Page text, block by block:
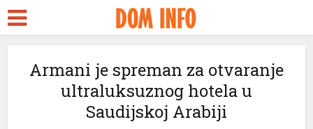
Armani je spreman za otvaranje
ultraluksuznog hotela u
Saudijskoj Arabiji